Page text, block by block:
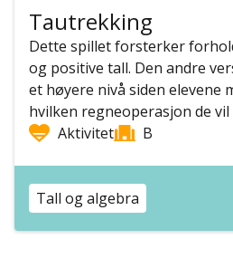
Tautrekking
Dette spillet forsterker
og positive tall. Den andre
et høyere nivå siden elevene
hvilken regneoperasjon de
Aktivitet
B
Tall og algebra